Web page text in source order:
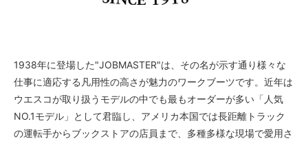
1938年に登場した"JOBMASTER"は、その名が示す通り様々な
仕事に適応する凡用性の高さが魅力のワークブーツです。近年は
ウエスコが取り扱うモデルの中でも最もオーダーが多い「人気
NO.1モデル」として君臨し、アメリカ本国では長距離トラック
の運転手からブックストアの店員まで、多種多様な現場で愛用さ